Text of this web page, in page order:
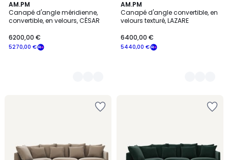
AM.PM
Canapé d'angle méridienne,
convertible, en velours, CÉSAR
5270,00 €
6200,00 €
18
Couleurs
AM.PM
Canapé d'angle convertible, en
velours texturé, LAZARE
5440,00 €
6400,00 €
3
Couleurs